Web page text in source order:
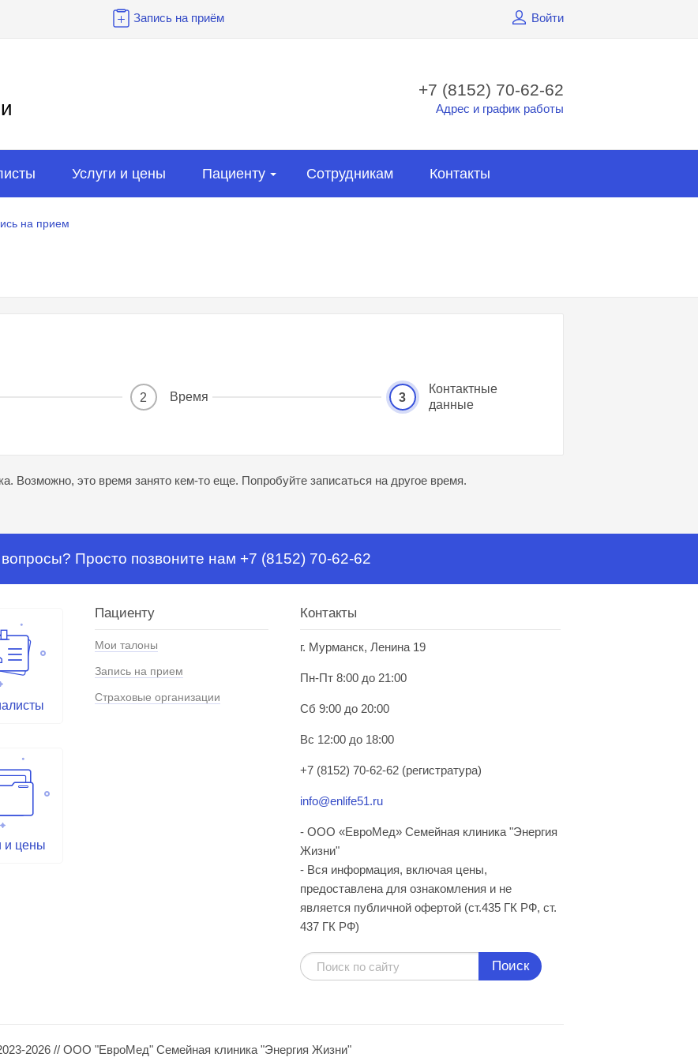
Запись на приём Войти
+7 (8152) 70-62-62
Адрес и график работы
Услуги и цены Пациенту Сотрудникам Контакты
на прием
2 Время 3
Контактные
данные
Возможно, это время занято кем-то еще. Попробуйте записаться на другое время.
Просто позвоните нам +7 (8152) 70-62-62
и цены
Пациенту
Мои талоны
Запись на прием
Страховые организации
Контакты
г. Мурманск, Ленина 19
Пн-Пт 8:00 до 21:00
Сб 9:00 до 20:00
Вс 12:00 до 18:00
+7 (8152) 70-62-62 (регистратура)
info@enlife51.ru
- ООО «ЕвроМед» Семейная клиника "Энергия
Жизни"
- Вся информация, включая цены,
предоставлена для ознакомления и не
является публичной офертой (ст.435 ГК РФ, cт.
437 ГК РФ)
Поиск
2026 // ООО "ЕвроМед" Семейная клиника "Энергия Жизни"